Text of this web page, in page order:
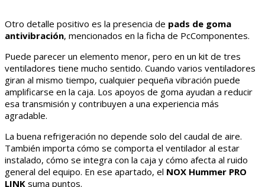
Otro detalle positivo es la presencia de pads de goma
antivibración, mencionados en la ficha de PcComponentes.
Puede parecer un elemento menor, pero en un kit de tres
ventiladores tiene mucho sentido. Cuando varios ventiladores
giran al mismo tiempo, cualquier pequeña vibración puede
amplificarse en la caja. Los apoyos de goma ayudan a reducir
esa transmisión y contribuyen a una experiencia más
agradable.
La buena refrigeración no depende solo del caudal de aire.
También importa cómo se comporta el ventilador al estar
instalado, cómo se integra con la caja y cómo afecta al ruido
general del equipo. En ese apartado, el NOX Hummer PRO
LINK suma puntos.